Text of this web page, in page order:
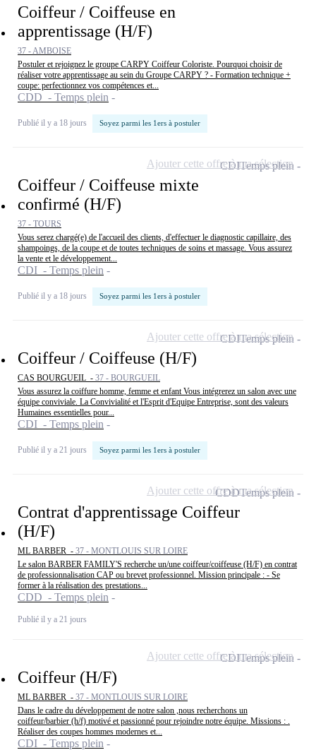
Coiffeur / Coiffeuse en
apprentissage (H/F)
37 - AMBOISE
Postuler et rejoignez le groupe CARPY Coiffeur Coloriste. Pourquoi choisir de
réaliser votre apprentissage au sein du Groupe CARPY ? - Formation technique +
coupe: perfectionnez vos compétences et...
CDD - Temps plein
Publié il y a 18 jours Soyez parmi les 1ers à postuler
Coiffeur / Coiffeuse mixte
confirmé (H/F)
37 - TOURS
Vous serez chargé(e) de l'accueil des clients, d'effectuer le diagnostic capillaire, des
shampoings, de la coupe et de toutes techniques de soins et massage. Vous assurez
la vente et le développement...
CDI - Temps plein
Publié il y a 18 jours Soyez parmi les 1ers à postuler
CDITemps plein
Ajouter cette offre à ma sélection
Coiffeur / Coiffeuse (H/F)
CAS BOURGUEIL - 37 - BOURGUEIL
Vous assurez la coiffure homme, femme et enfant Vous intégrerez un salon avec une
équipe conviviale. La Convivialité et l'Esprit d'Equipe Entreprise, sont des valeurs
Humaines essentielles pour...
CDI - Temps plein
Publié il y a 21 jours Soyez parmi les 1ers à postuler
CDITemps plein
Ajouter cette offre à ma sélection
Contrat d'apprentissage Coiffeur
(H/F)
ML BARBER - 37 - MONTLOUIS SUR LOIRE
Le salon BARBER FAMILY'S recherche un/une coiffeur/coiffeuse (H/F) en contrat
de professionnalisation CAP ou brevet professionnel. Mission principale : - Se
former à la réalisation des prestations...
CDD - Temps plein
Publié il y a 21 jours
CDDTemps plein
Ajouter cette offre à ma sélection
Coiffeur (H/F)
ML BARBER - 37 - MONTLOUIS SUR LOIRE
Dans le cadre du développement de notre salon ,nous recherchons un
coiffeur/barbier (h/f) motivé et passionné pour rejoindre notre équipe. Missions : .
Réaliser des coupes hommes modernes et...
CDI - Temps plein
CDITemps plein
Ajouter cette offre à ma sélection